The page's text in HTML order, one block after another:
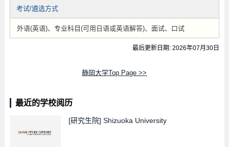
考试/遴选方式
外语(英语)、专业科目(可用日语或英语解答)、面试、口试
最后更新日期: 2026年07月30日
静岡大学Top Page >>
最近的学校阅历
[研究生院] Shizuoka University